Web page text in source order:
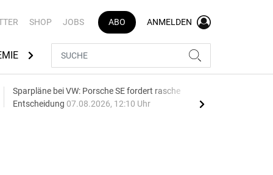
SHOP JOBS ABO ANMELDEN
AUTOMARKEN
Sparpläne bei VW: Porsche SE fordert rasche
Entscheidung 07.08.2026, 12:10 Uhr